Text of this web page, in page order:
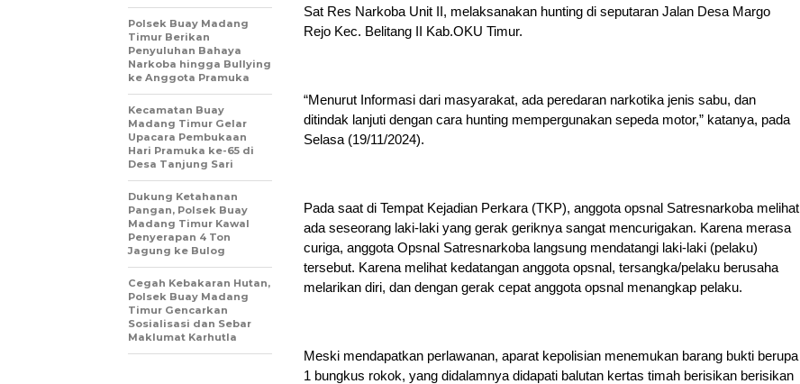
Sat Res Narkoba Unit II, melaksanakan hunting di seputaran Jalan Desa Margo
Rejo Kec. Belitang II Kab.OKU Timur.
“Menurut Informasi dari masyarakat, ada peredaran narkotika jenis sabu, dan
ditindak lanjuti dengan cara hunting mempergunakan sepeda motor,” katanya, pada
Selasa (19/11/2024).
Pada saat di Tempat Kejadian Perkara (TKP), anggota opsnal Satresnarkoba melihat
ada seseorang laki-laki yang gerak geriknya sangat mencurigakan. Karena merasa
curiga, anggota Opsnal Satresnarkoba langsung mendatangi laki-laki (pelaku)
tersebut. Karena melihat kedatangan anggota opsnal, tersangka/pelaku berusaha
melarikan diri, dan dengan gerak cepat anggota opsnal menangkap pelaku.
Meski mendapatkan perlawanan, aparat kepolisian menemukan barang bukti berupa
1 bungkus rokok, yang didalamnya didapati balutan kertas timah berisikan berisikan
Polsek Buay Madang
Timur Berikan
Penyuluhan Bahaya
Narkoba hingga Bullying
ke Anggota Pramuka
Kecamatan Buay
Madang Timur Gelar
Upacara Pembukaan
Hari Pramuka ke-65 di
Desa Tanjung Sari
Dukung Ketahanan
Pangan, Polsek Buay
Madang Timur Kawal
Penyerapan 4 Ton
Jagung ke Bulog
Cegah Kebakaran Hutan,
Polsek Buay Madang
Timur Gencarkan
Sosialisasi dan Sebar
Maklumat Karhutla